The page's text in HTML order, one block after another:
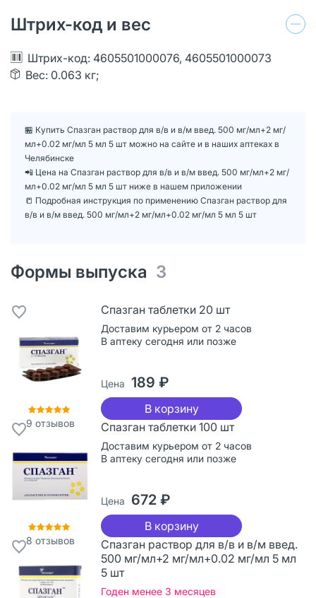
Штрих-код и вес
Штрих-код: 4605501000076, 4605501000073
Вес: 0.063 кг;
🏪 Купить Спазган раствор для в/в и в/м введ. 500 мг/мл+2 мг/
мл+0.02 мг/мл 5 мл 5 шт можно на сайте и в наших аптеках в
Челябинске
📲 Цена на Спазган раствор для в/в и в/м введ. 500 мг/мл+2 мг/
мл+0.02 мг/мл 5 мл 5 шт ниже в нашем приложении
📒 Подробная инструкция по применению Спазган раствор для
в/в и в/м введ. 500 мг/мл+2 мг/мл+0.02 мг/мл 5 мл 5 шт
Формы выпуска 3
9 отзывов
Спазган таблетки 20 шт
Доставим курьером от 2 часов
В аптеку сегодня или позже
Цена 189 ₽
В корзину
8 отзывов
Спазган таблетки 100 шт
Доставим курьером от 2 часов
В аптеку сегодня или позже
Цена 672 ₽
В корзину
Спазган раствор для в/в и в/м введ.
500 мг/мл+2 мг/мл+0.02 мг/мл 5 мл
5 шт
Годен менее 3 месяцев